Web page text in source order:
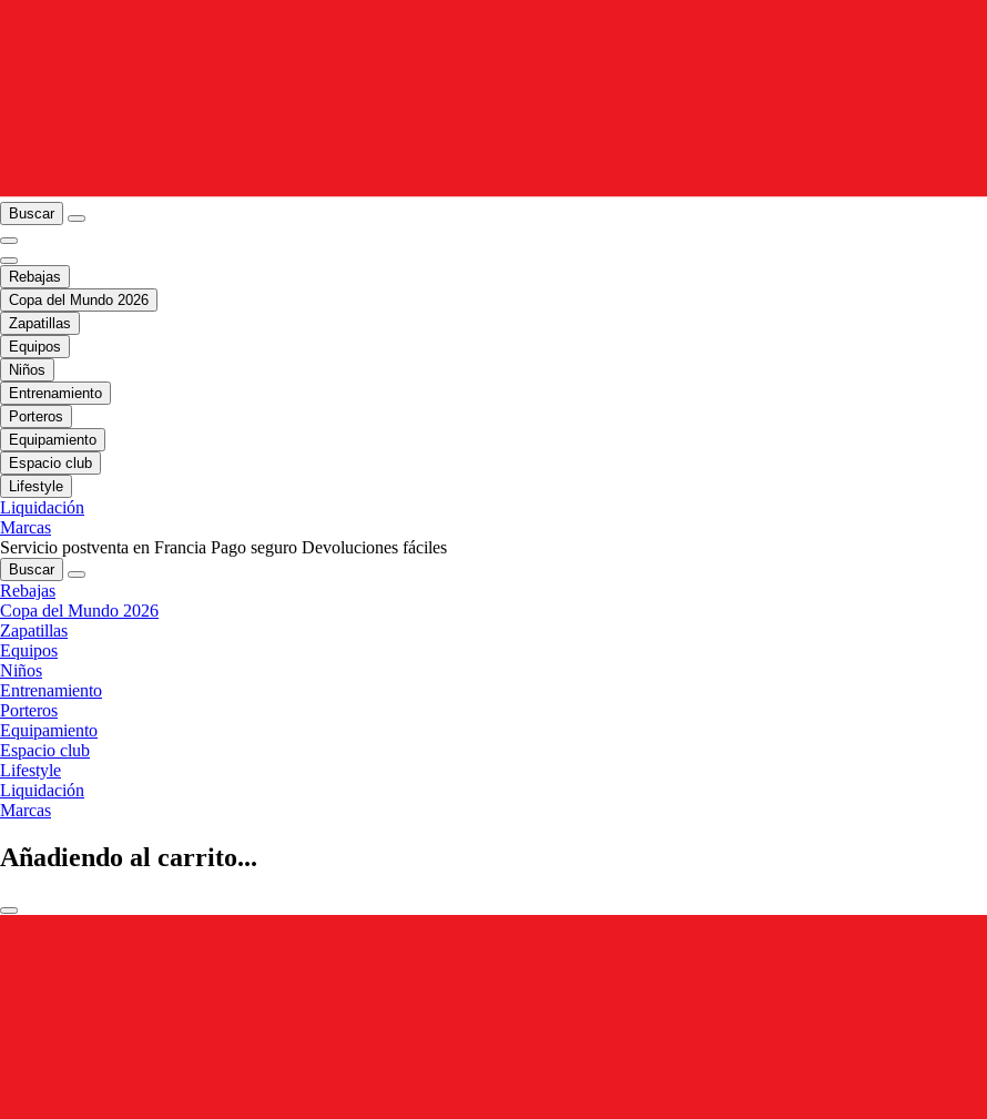
Buscar
Rebajas
Copa del Mundo 2026
Zapatillas
Equipos
Niños
Entrenamiento
Porteros
Equipamiento
Espacio club
Lifestyle
Liquidación
Marcas
Servicio postventa en Francia Pago seguro Devoluciones fáciles
Buscar
Rebajas
Copa del Mundo 2026
Zapatillas
Equipos
Niños
Entrenamiento
Porteros
Equipamiento
Espacio club
Lifestyle
Liquidación
Marcas
Añadiendo al carrito...